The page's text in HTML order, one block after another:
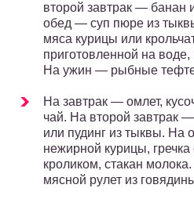
второй завтрак — банан
обед — суп пюре из
мяса курицы или
приготовленной на воде,
На ужин — рыбные
На завтрак — омлет,
чай. На второй завтрак
или пудинг из тыквы. На
нежирной курицы,
кроликом, стакан
мясной рулет из